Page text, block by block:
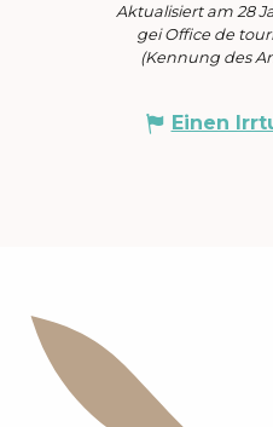
Aktualisiert am 28
gei Office de
(Kennung des
Einen